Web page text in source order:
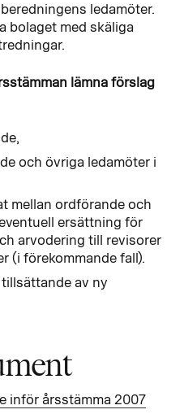
ledamöter.
bolaget med skäliga
lämna förslag
och övriga ledamöter i
mellan ordförande och
ersättning för
arvodering till revisorer
(i förekommande fall).
av ny
inför årsstämma 2007